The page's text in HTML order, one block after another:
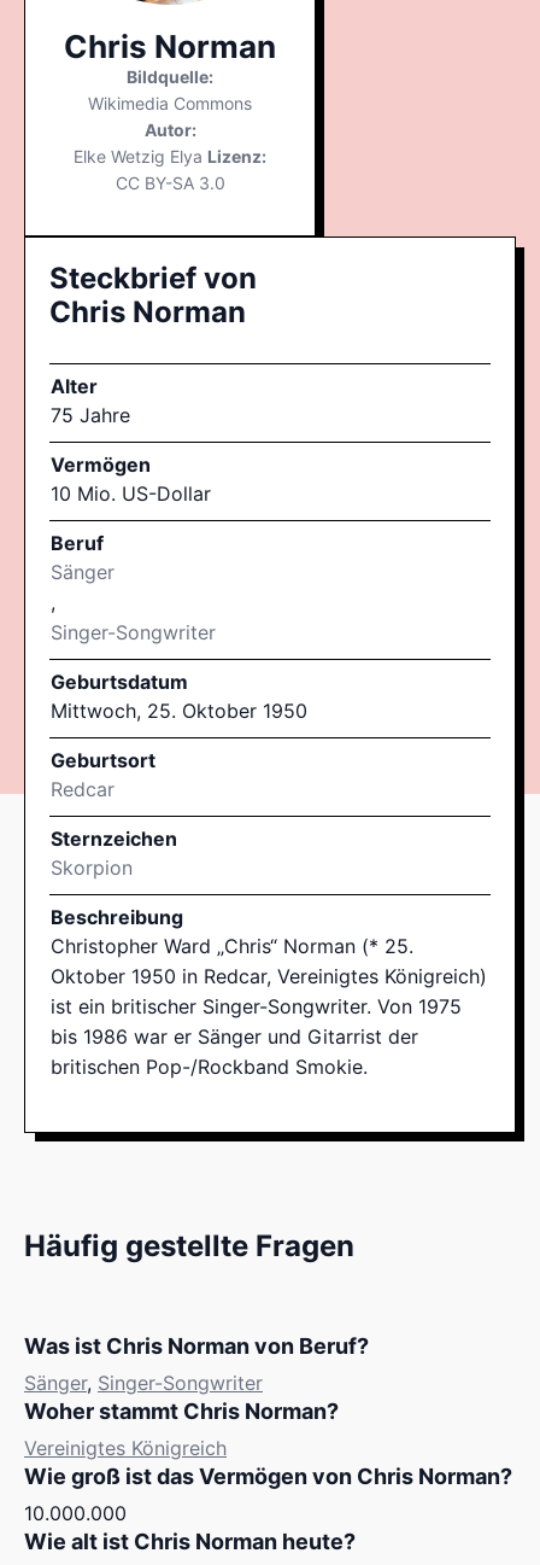
Chris Norman
Bildquelle:
Wikimedia Commons
Autor:
Elke Wetzig Elya Lizenz:
CC BY-SA 3.0
Steckbrief von
Chris Norman
Alter
75 Jahre
Vermögen
10 Mio. US-Dollar
Beruf
Sänger
,
Singer-Songwriter
Geburtsdatum
Mittwoch, 25. Oktober 1950
Geburtsort
Redcar
Sternzeichen
Skorpion
Beschreibung
Christopher Ward „Chris“ Norman (* 25.
Oktober 1950 in Redcar, Vereinigtes Königreich)
ist ein britischer Singer-Songwriter. Von 1975
bis 1986 war er Sänger und Gitarrist der
britischen Pop-/Rockband Smokie.
Häufig gestellte Fragen
Was ist Chris Norman von Beruf?
Sänger, Singer-Songwriter
Woher stammt Chris Norman?
Vereinigtes Königreich
Wie groß ist das Vermögen von Chris Norman?
10.000.000
Wie alt ist Chris Norman heute?